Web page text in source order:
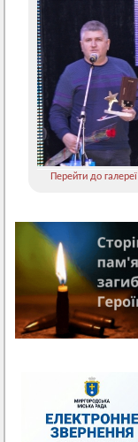
Перейти до галереї